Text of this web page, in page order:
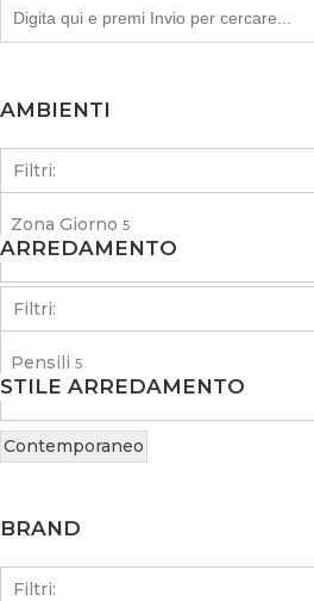
AMBIENTI
Filtri:
Zona Giorno 5
ARREDAMENTO
Filtri:
Pensili 5
STILE ARREDAMENTO
Contemporaneo
BRAND
Filtri: